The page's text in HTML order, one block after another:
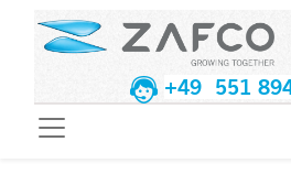
+49 551